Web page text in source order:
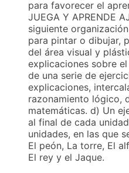
para favorecer el
JUEGA Y APRENDE
siguiente
para pintar o dibujar,
del área visual y
explicaciones sobre
de una serie de
explicaciones,
razonamiento lógico,
matemáticas. d) Un
al final de cada
unidades, en las que
El peón, La torre, El
El rey y el Jaque.